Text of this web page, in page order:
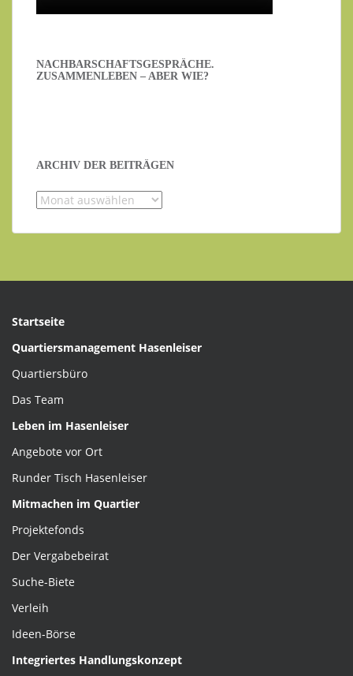
NACHBARSCHAFTSGESPRÄCHE.
ZUSAMMENLEBEN – ABER WIE?
ARCHIV DER BEITRÄGEN
Archiv
Beiträgen
Startseite
Quartiersmanagement Hasenleiser
Quartiersbüro
Das Team
Leben im Hasenleiser
Angebote vor Ort
Runder Tisch Hasenleiser
Mitmachen im Quartier
Projektefonds
Der Vergabebeirat
Suche-Biete
Verleih
Ideen-Börse
Integriertes Handlungskonzept